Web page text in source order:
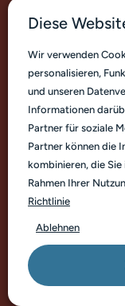
Kontakt
Deutsch
© Marp Pet Food.
Diese
Wir verwenden
personalisieren,
und unseren
Informationen
Partner für soziale
Partner können die
kombinieren, die
Rahmen Ihrer
Richtlinie
Ablehnen